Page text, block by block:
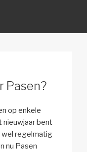
Pasen?
op enkele
nieuwjaar bent
wel regelmatig
nu Pasen